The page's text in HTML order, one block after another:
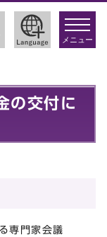
toggle
メニュー
の交付に
専門家会議